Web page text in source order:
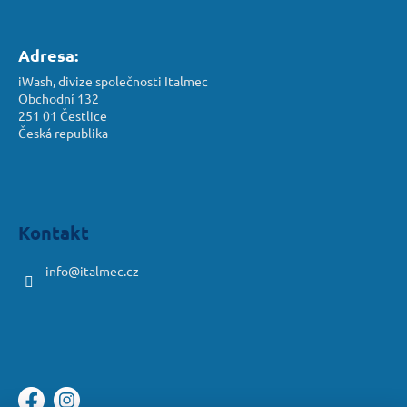
Adresa:
iWash, divize společnosti Italmec
Obchodní 132
251 01 Čestlice
Česká republika
Kontakt
info@italmec.cz